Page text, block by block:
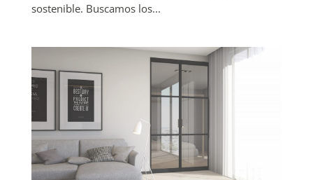
sostenible. Buscamos los...